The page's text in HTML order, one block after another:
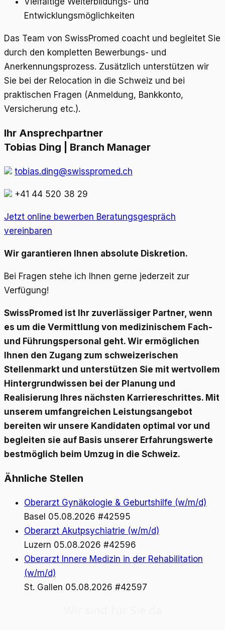
Entwicklungsmöglichkeiten
Das Team von SwissPromed coacht und begleitet Sie
durch den kompletten Bewerbungs- und
Anerkennungsprozess. Zusätzlich unterstützen wir
Sie bei der Relocation in die Schweiz und bei
praktischen Fragen (Anmeldung, Bankkonto,
Versicherung etc.).
Ihr Ansprechpartner
Tobias Ding | Branch Manager
tobias.ding@swisspromed.ch
+41 44 520 38 29
Jetzt online bewerben Beratungsgespräch
vereinbaren
Wir garantieren Ihnen absolute Diskretion.
Bei Fragen stehe ich Ihnen gerne jederzeit zur
Verfügung!
SwissPromed ist Ihr zuverlässiger Partner, wenn
es um die Vermittlung von medizinischem Fach-
und Führungspersonal geht. Wir ermöglichen
Ihnen den Zugang zum schweizerischen
Stellenmarkt und unterstützen Sie mit wertvollem
Hintergrundwissen bei der Planung und
Realisierung Ihres nächsten Karriereschrittes. Mit
unserem umfangreichen Leistungsangebot
bereiten wir unsere Kandidaten optimal vor und
begleiten sie auf Basis unserer Erfahrungswerte
bestmöglich beim Umzug in die Schweiz.
Ähnliche Stellen
Oberarzt Gynäkologie & Geburtshilfe (w/m/d)
Basel 05.08.2026 #42595
Oberarzt Akutpsychiatrie (w/m/d)
Luzern 05.08.2026 #42596
Oberarzt Innere Medizin in der Rehabilitation
(w/m/d)
St. Gallen 05.08.2026 #42597